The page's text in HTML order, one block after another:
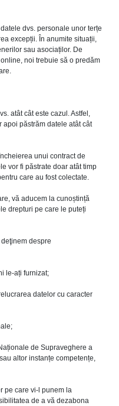
dvs. personale unor terțe
excepții. În anumite situații,
sau asociaților. De
noi trebuie să o predăm
atât cât este cazul. Astfel,
apoi păstrăm datele atât cât
unui contract de
vor fi păstrate doar atât timp
care au fost colectate.
vă aducem la cunoștință
drepturi pe care le puteți
despre
le-ați furnizat;
datelor cu caracter
de Supraveghere a
altor instanțe competențe,
pe care vi-l punem la
de a vă dezabona